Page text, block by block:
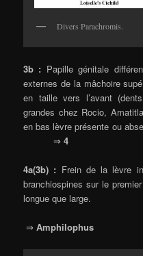
Divers Parachromis.
3b : Papille génitale
externes de la mâchoire
en taille vers l’avant
grandes chez Rocio,
en bas lèvre
⇒ 4
4a(3b) : Frein de la lèvre
branchiospines sur le
longue
⇒ Amphilophus